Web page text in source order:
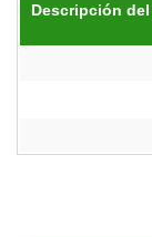
Descripción